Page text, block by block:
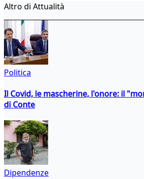
Altro di Attualità
Politica
Il Covid, le mascherine, l'onore: il
di Conte
Dipendenze